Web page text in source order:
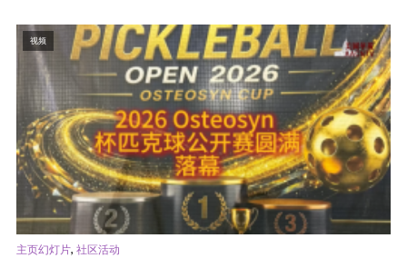
视频
主页幻灯片, 社区活动